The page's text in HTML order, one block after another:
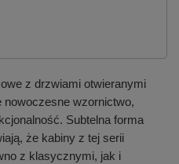
z drzwiami otwieranymi
nowoczesne wzornictwo,
Subtelna forma
że kabiny z tej serii
z klasycznymi, jak i